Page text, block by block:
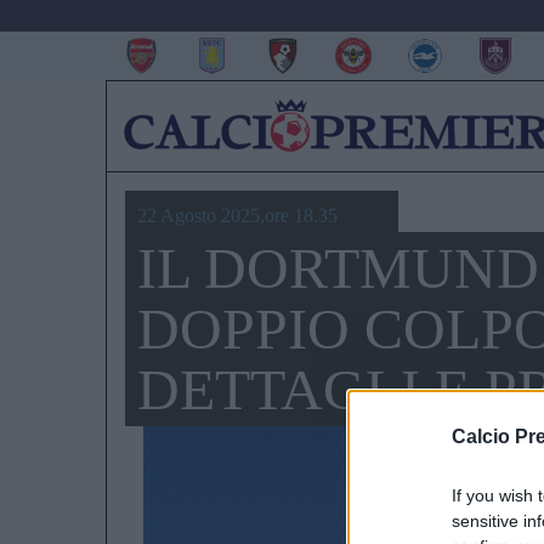
Calcio
If you wish
sensitive
22 Agosto 2025,ore 18.35
IL
DOPPIO
DETTAGLI E